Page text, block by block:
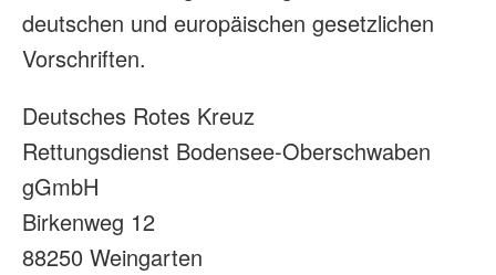
deutschen und europäischen gesetzlichen
Vorschriften.
Deutsches Rotes Kreuz
Rettungsdienst Bodensee-Oberschwaben
gGmbH
Birkenweg 12
88250 Weingarten